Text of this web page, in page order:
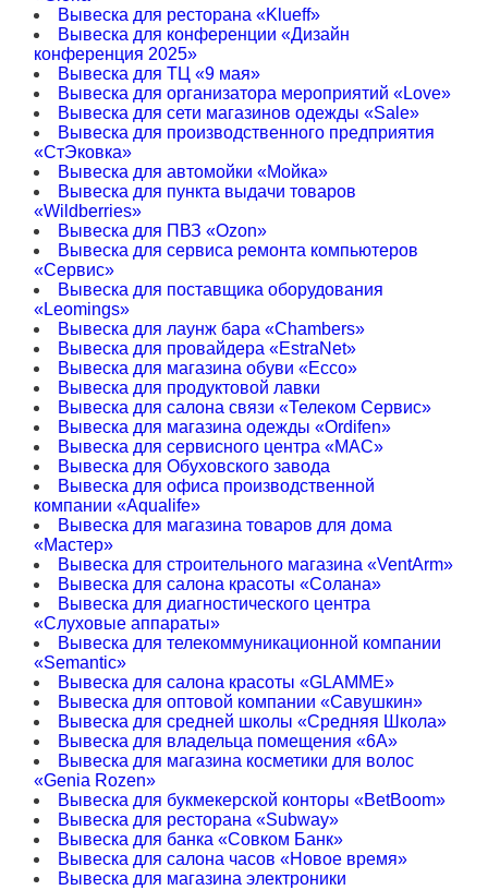
Вывеска для ресторана «Klueff»
Вывеска для конференции «Дизайн
конференция 2025»
Вывеска для ТЦ «9 мая»
Вывеска для организатора мероприятий «Love»
Вывеска для сети магазинов одежды «Sale»
Вывеска для производственного предприятия
«CтЭковка»
Вывеска для автомойки «Мойка»
Вывеска для пункта выдачи товаров
«Wildberries»
Вывеска для ПВЗ «Ozon»
Вывеска для сервиса ремонта компьютеров
«Сервис»
Вывеска для поставщика оборудования
«Leomings»
Вывеска для лаунж бара «Chambers»
Вывеска для провайдера «EstraNet»
Вывеска для магазина обуви «Ecco»
Вывеска для продуктовой лавки
Вывеска для салона связи «Телеком Сервис»
Вывеска для магазина одежды «Ordifen»
Вывеска для сервисного центра «MAC»
Вывеска для Обуховского завода
Вывеска для офиса производственной
компании «Aqualife»
Вывеска для магазина товаров для дома
«Мастер»
Вывеска для строительного магазина «VentArm»
Вывеска для салона красоты «Солана»
Вывеска для диагностического центра
«Слуховые аппараты»
Вывеска для телекоммуникационной компании
«Semantic»
Вывеска для салона красоты «GLAMME»
Вывеска для оптовой компании «Савушкин»
Вывеска для средней школы «Средняя Школа»
Вывеска для владельца помещения «6А»
Вывеска для магазина косметики для волос
«Genia Rozen»
Вывеска для букмекерской конторы «BetBoom»
Вывеска для ресторана «Subway»
Вывеска для банка «Совком Банк»
Вывеска для салона часов «Новое время»
Вывеска для магазина электроники